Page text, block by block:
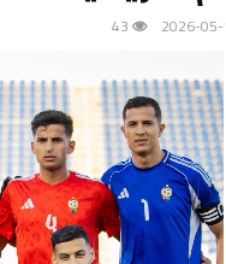
2026-
43